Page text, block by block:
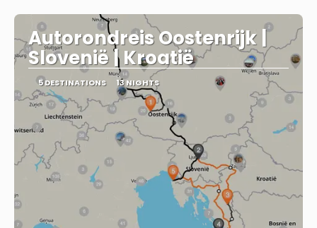
Autorondreis Oostenrijk |
Slovenië | Kroatië
5 DESTINATIONS 13 NIGHTS